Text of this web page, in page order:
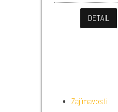
DETAIL
Zajímavosti